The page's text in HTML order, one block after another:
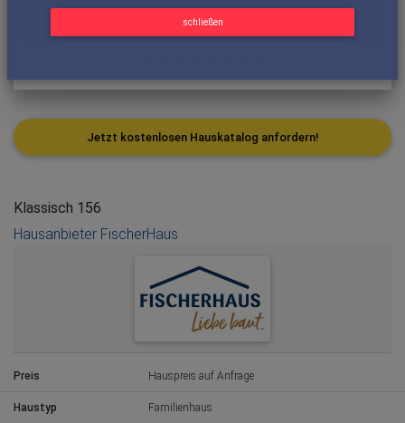
schließen
Klassisch 156
Hausanbieter FischerHaus
Preis Hauspreis auf Anfrage
Haustyp Familienhaus
Jetzt kostenlosen Hauskatalog anfordern!